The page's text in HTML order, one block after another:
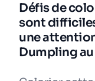
Défis de
sont
une
Dumpling au